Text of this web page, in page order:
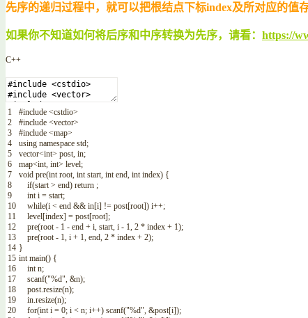
先序的递归过程中，就可以把根结点下标index及所对应的值
如果你不知道如何将后序和中序转换为先序，请看： https://
C++
1
2
3
4
5
6
7
8
9
10
11
12
13
14
15
16
17
18
19
20
#include <cstdio>
#include <vector>
#include <map>
using namespace std;
vector<int> post, in;
map<int, int> level;
void pre(int root, int start, int end, int index) {
if(start > end) return ;
int i = start;
while(i < end && in[i] != post[root]) i++;
level[index] = post[root];
pre(root - 1 - end + i, start, i - 1, 2 * index + 1);
pre(root - 1, i + 1, end, 2 * index + 2);
}
int main() {
int n;
scanf("%d", &n);
post.resize(n);
in.resize(n);
for(int i = 0; i < n; i++) scanf("%d", &post[i]);